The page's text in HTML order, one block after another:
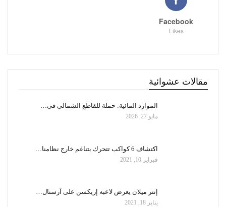
Facebook
Likes
مقالات عشوائية
الموارد المائية: حملة للقاطع الشمالي في…
مايو 27, 2026
اكتشاف 6 كواكب تتحرك بتناغم خارج نظامنا…
فبراير 10, 2021
إنتر ميلان يعرض لاعبه إريكسن على آرسنال…
يناير 18, 2021